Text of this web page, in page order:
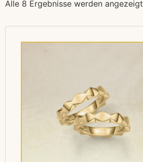
Alle 8 Ergebnisse werden angezeigt